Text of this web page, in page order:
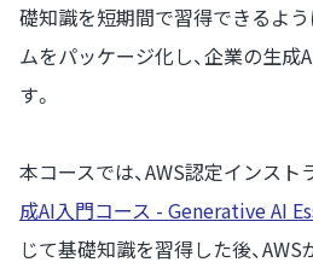
礎知識を短期間で習得できるよ
ムをパッケージ化し、企業の生成
す。
本コースでは、AWS認定インスト
成AI入門コース - Generative AI
じて基礎知識を習得した後、